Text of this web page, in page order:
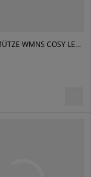
NEW ERA MÜTZE WMNS COSY LEOPARD 940 NYY NEW YORK YANKEES